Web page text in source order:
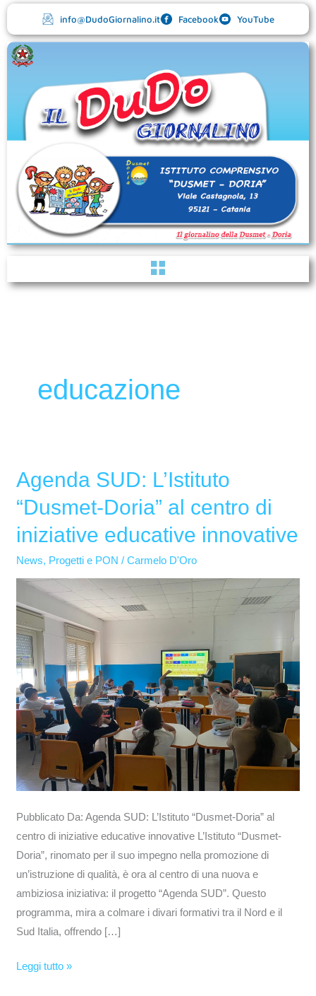
contenuto
info@DudoGiornalino.it Facebook YouTube
Menu
educazione
Agenda SUD: L’Istituto
“Dusmet-Doria” al centro di
iniziative educative innovative
News, Progetti e PON /Carmelo D'Oro
Pubblicato Da: Agenda SUD: L’Istituto “Dusmet-Doria” al
centro di iniziative educative innovative L’Istituto “Dusmet-
Doria”, rinomato per il suo impegno nella promozione di
un’istruzione di qualità, è ora al centro di una nuova e
ambiziosa iniziativa: il progetto “Agenda SUD”. Questo
programma, mira a colmare i divari formativi tra il Nord e il
Sud Italia, offrendo […]
Agenda
SUD:
L’Istituto
“Dusmet-
centro
di
iniziative
educative
innovative
Leggi tutto »